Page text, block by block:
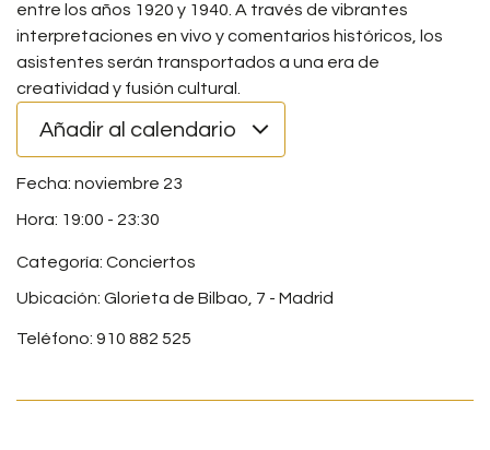
entre los años 1920 y 1940. A través de vibrantes
interpretaciones en vivo y comentarios históricos, los
asistentes serán transportados a una era de
creatividad y fusión cultural.
Añadir al calendario
noviembre 23
19:00 - 23:30
Categoría: Conciertos
Ubicación: Glorieta de Bilbao, 7 - Madrid
Teléfono: 910 882 525